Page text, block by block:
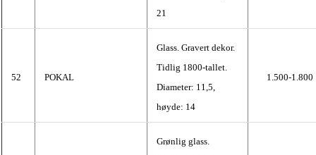
21
52 POKAL
Glass. Gravert dekor.
Tidlig 1800-tallet.
Diameter: 11,5,
høyde: 14
1.500-1.800
Grønlig glass.